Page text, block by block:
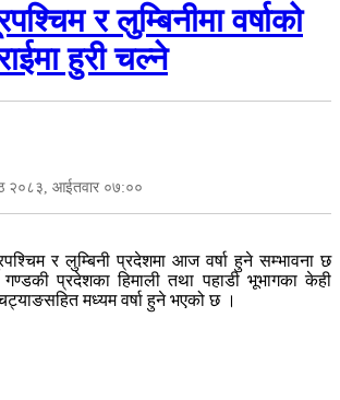
र लुम्बिनीमा वर्षाको
हुरी चल्ने
२०८३, आईतवार ०७:००
र लुम्बिनी प्रदेशमा आज वर्षा हुने सम्भावना छ
प्रदेशका हिमाली तथा पहाडी भूभागका केही
मध्यम वर्षा हुने भएको छ ।